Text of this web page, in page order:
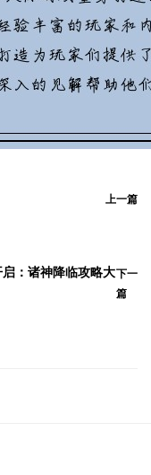
上一篇
：诸神降临攻略大下一
篇